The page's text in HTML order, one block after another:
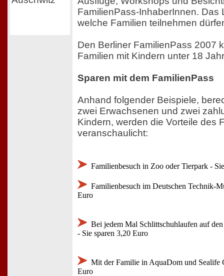
FamilienPass-InhaberInnen. Das
welche Familien teilnehmen
Den Berliner FamilienPass 2007
Familien mit Kindern unter 18
Sparen mit dem FamilienPass
Anhand folgender Beispiele,
zwei Erwachsenen und zwei
Kindern, werden die Vorteile des
veranschaulicht:
Familienbesuch in Zoo oder Tierpark -
Familienbesuch im Deutschen Technik-
Euro
Bei jedem Mal Schlittschuhlaufen auf
- Sie sparen 3,20 Euro
Mit der Familie in AquaDom und Sealife
Euro